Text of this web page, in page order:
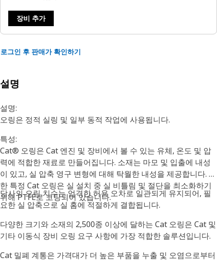
장비 추가
로그인 후 판매가 확인하기
설명
설명:
오링은 정적 실링 및 일부 동적 작업에 사용됩니다.
특성:
Cat® 오링은 Cat 엔진 및 장비에서 볼 수 있는 유체, 온도 및 압
력에 적합한 재료로 만들어집니다. 소재는 마모 및 입출에 내성
이 있고, 실 압축 영구 변형에 대해 탁월한 내성을 제공합니다. 또
한 특정 Cat 오링은 실 설치 중 실 비틀림 및 절단을 최소화하기
위해 PTFE로 코팅되어 있습니다.
당사의 오링 치수는 엄격한 허용 오차로 일관되게 유지되어, 필
요한 실 압축으로 실 홈에 적절하게 결합됩니다.
다양한 크기와 소재의 2,500종 이상에 달하는 Cat 오링은 Cat 및
기타 이동식 장비 오링 요구 사항에 가장 적합한 솔루션입니다.
Cat 밀폐 계통은 가격대가 더 높은 부품을 누출 및 오염으로부터